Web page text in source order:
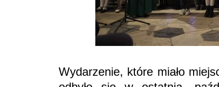
Wydarzenie, które miało